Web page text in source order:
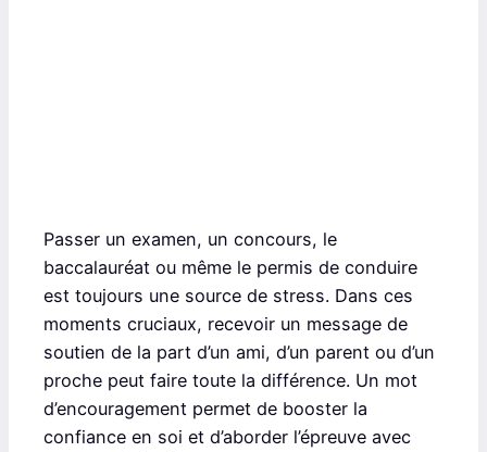
Passer un examen, un concours, le
baccalauréat ou même le permis de conduire
est toujours une source de stress. Dans ces
moments cruciaux, recevoir un message de
soutien de la part d’un ami, d’un parent ou d’un
proche peut faire toute la différence. Un mot
d’encouragement permet de booster la
confiance en soi et d’aborder l’épreuve avec